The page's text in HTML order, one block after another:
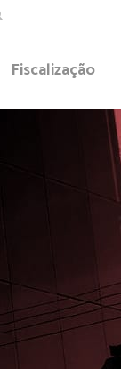
Fiscalização